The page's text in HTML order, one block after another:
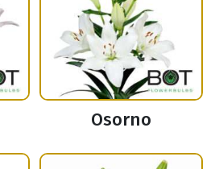
Osorno